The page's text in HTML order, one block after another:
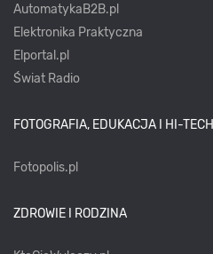
AutomatykaB2B.pl
Elektronika Praktyczna
Elportal.pl
Świat Radio
FOTOGRAFIA, EDUKACJA I HI-TECH
Fotopolis.pl
ZDROWIE I RODZINA